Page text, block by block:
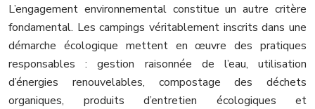
L’engagement environnemental constitue un autre critère
fondamental. Les campings véritablement inscrits dans une
démarche écologique mettent en œuvre des pratiques
responsables : gestion raisonnée de l’eau, utilisation
d’énergies renouvelables, compostage des déchets
organiques, produits d’entretien écologiques et